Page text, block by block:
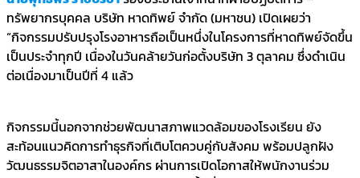
ทรัพยากรบุคคล บริษัท หาดทิพย์ จำกัด (มหาชน) เปิดเผยว่า
“กิจกรรมปรับปรุงโรงอาหารถือเป็นหนึ่งในโครงการที่หาดทิพย์จัดขึ้น
เป็นประจำทุกปี เนื่องในวันคล้ายวันก่อตั้งบริษัท 3 ตุลาคม ซึ่งดำเนิน
ต่อเนื่องมาเป็นปีที่ 4 แล้ว
กิจกรรมนี้นอกจากช่วยพัฒนาสภาพแวดล้อมของโรงเรียน ยัง
สะท้อนแนวคิดการทำธุรกิจที่เติบโตควบคู่กับสังคม พร้อมปลูกฝัง
วัฒนธรรมจิตอาสาในองค์กร ผ่านการเปิดโอกาสให้พนักงานร่วม